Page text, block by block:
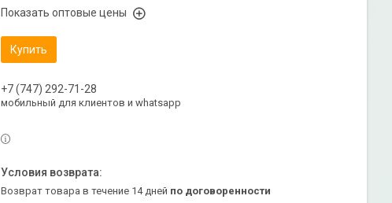
Показать оптовые цены
Купить
+7 (747) 292-71-28
мобильный для клиентов и whatsapp
возврат товара в течение 14 дней по договоренности